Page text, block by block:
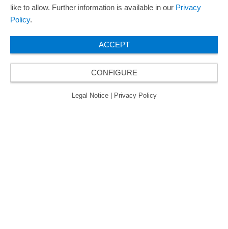
欧瑞飞已五次荣获“最佳管理企业奖”，因此获得
© 2026 ORAFOL Europe GmbH. ­All rights reserved.
Legal Notice
Privacy Policy
like to allow. Further information is available in our Privacy
Policy.
ACCEPT
CONFIGURE
Legal Notice Privacy Policy